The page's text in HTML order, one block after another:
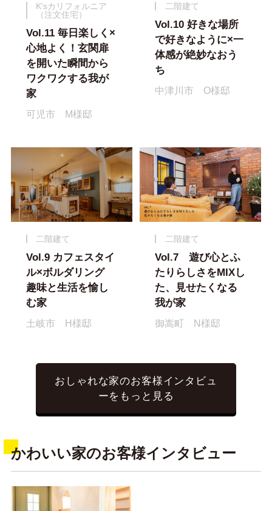
K'sカリフォルニア
（注文住宅）
Vol.11 毎日楽しく×
心地よく！玄関扉
を開いた瞬間から
ワクワクする我が
家
可児市 M様邸
二階建て
Vol.10 好きな場所
で好きなように×一
体感が絶妙なおう
ち
中津川市 O様邸
二階建て
Vol.9 カフェスタイ
ル×ボルダリング
趣味と生活を愉し
む家
土岐市 H様邸
二階建て
Vol.7 遊び心とふ
たりらしさをMIXし
た、見せたくなる
我が家
御嵩町 N様邸
おしゃれな家のお客様インタビュ
ーをもっと見る
かわいい家のお客様インタビュー